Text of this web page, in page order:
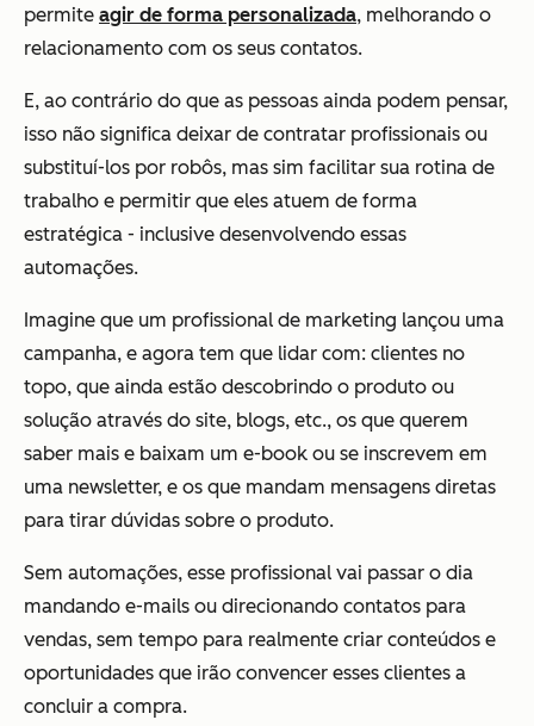
permite agir de forma personalizada, melhorando o
relacionamento com os seus contatos.
E, ao contrário do que as pessoas ainda podem pensar,
isso não significa deixar de contratar profissionais ou
substituí-los por robôs, mas sim facilitar sua rotina de
trabalho e permitir que eles atuem de forma
estratégica - inclusive desenvolvendo essas
automações.
Imagine que um profissional de marketing lançou uma
campanha, e agora tem que lidar com: clientes no
topo, que ainda estão descobrindo o produto ou
solução através do site, blogs, etc., os que querem
saber mais e baixam um e-book ou se inscrevem em
uma newsletter, e os que mandam mensagens diretas
para tirar dúvidas sobre o produto.
Sem automações, esse profissional vai passar o dia
mandando e-mails ou direcionando contatos para
vendas, sem tempo para realmente criar conteúdos e
oportunidades que irão convencer esses clientes a
concluir a compra.